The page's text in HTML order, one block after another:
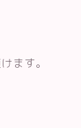
ます。